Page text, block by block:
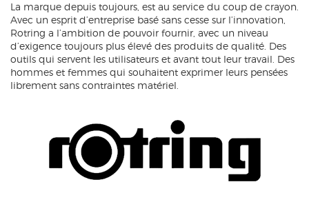
La marque depuis toujours, est au service du coup de crayon.
Avec un esprit d’entreprise basé sans cesse sur l’innovation,
Rotring a l’ambition de pouvoir fournir, avec un niveau
d’exigence toujours plus élevé des produits de qualité. Des
outils qui servent les utilisateurs et avant tout leur travail. Des
hommes et femmes qui souhaitent exprimer leurs pensées
librement sans contraintes matériel.